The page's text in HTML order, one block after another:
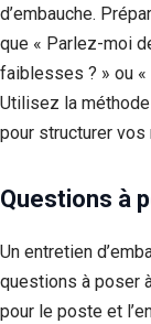
d’embauche.
que « Parlez-moi
faiblesses ? » ou
Utilisez la méthode
pour structurer vos
Questions à
Un entretien
questions à poser
pour le poste et